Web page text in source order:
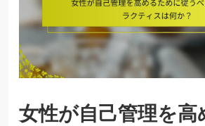
女性が自己管理を高